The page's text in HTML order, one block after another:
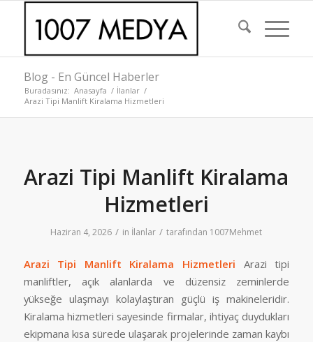
Blog - En Güncel Haberler
Buradasınız: Anasayfa / İlanlar /
Arazi Tipi Manlift Kiralama Hizmetleri
Arazi Tipi Manlift Kiralama
Hizmetleri
Haziran 4, 2026 / in İlanlar / tarafından 1007Mehmet
Arazi Tipi Manlift Kiralama Hizmetleri
Arazi tipi
manliftler, açık alanlarda ve düzensiz zeminlerde
yükseğe ulaşmayı kolaylaştıran güçlü iş makineleridir.
Kiralama hizmetleri sayesinde firmalar, ihtiyaç duydukları
ekipmana kısa sürede ulaşarak projelerinde zaman kaybı